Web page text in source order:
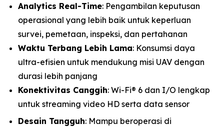
Analytics Real-Time: Pengambilan keputusan
operasional yang lebih baik untuk keperluan
survei, pemetaan, inspeksi, dan pertahanan
Waktu Terbang Lebih Lama: Konsumsi daya
ultra-efisien untuk mendukung misi UAV dengan
durasi lebih panjang
Konektivitas Canggih: Wi-Fi® 6 dan I/O lengkap
untuk streaming video HD serta data sensor
Desain Tangguh: Mampu beroperasi di